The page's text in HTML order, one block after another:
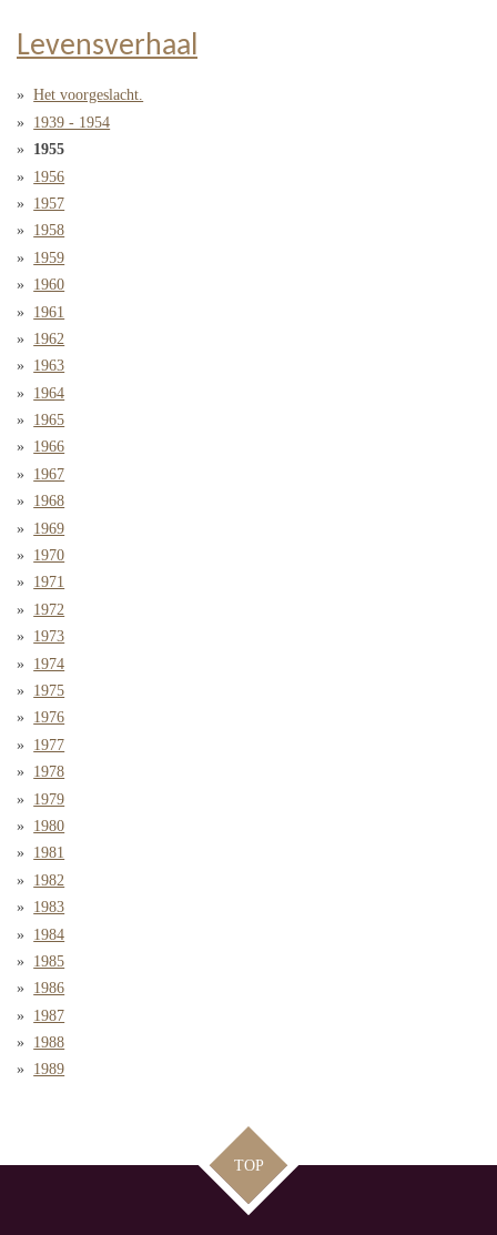
Levensverhaal
Het voorgeslacht.
1939 - 1954
1955
1956
1957
1958
1959
1960
1961
1962
1963
1964
1965
1966
1967
1968
1969
1970
1971
1972
1973
1974
1975
1976
1977
1978
1979
1980
1981
1982
1983
1984
1985
1986
1987
1988
1989
TOP